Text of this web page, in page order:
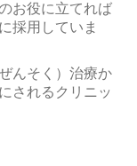
お役に立てれば
採用していま
んそく）治療か
されるクリニッ